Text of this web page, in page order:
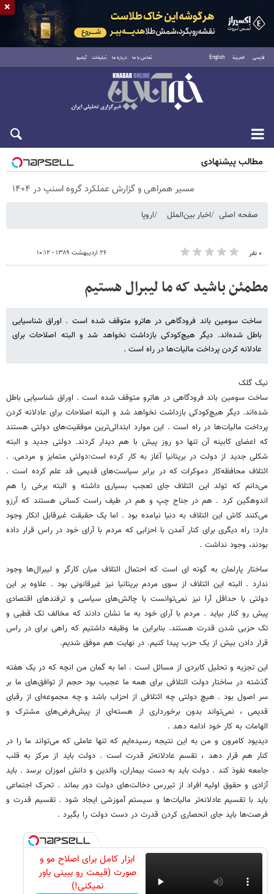
فارسی العربية English تماس با ما درباره ما تبلیغات آرشیو
پنجشنبه ۱۵ مرداد ۱۴۰۵
مطالب پیشنهادی
مسیر همراهی و گزارش عملکرد گروه اسنپ در ۱۴۰۴
صفحه اصلی اخبار بین‌الملل اروپا
۰ نفر ۲۶ اردیبهشت ۱۳۸۹ - ۱۰:۱۲
مطمئن باشید که ما لیبرال هستیم
ساخت سومین باند فرودگاهی در هاترو متوقف شده است . اوراق شناسیایی
باطل شده‌اند. دیگر هیچ‌کودکی بازداشت نخواهد شد و البته اصلاحات برای
عادلانه کردن پرداخت مالیات‌ها در راه است .
نیک گلک
ساخت سومین باند فرودگاهی در هاترو متوقف شده است . اوراق شناسیایی باطل
شده‌اند. دیگر هیچ‌کودکی بازداشت نخواهد شد و البته اصلاحات برای عادلانه کردن
پرداخت مالیات‌ها در راه است . این موارد ابتدائی‌ترین موفقیت‌های دولتی هستند
که اعضای کابینه آن تنها دو روز پیش با هم دیدار کردند. دولتی جدید و البته
شکلی جدید از دولت در بریتانیا آغاز به کار کرده است:دولتی متمایز و مردمی. .
ائتلاف محافظه‌کار دموکرات که در برابر سیاست‌های قدیمی قد علم کرده است .
می‌دانم که تولد این ائتلاف جای تعجب بسیاری داشته و البته برخی را هم
اندوهگین کرد . هم در جناح چپ و هم در طیف راست کسانی هستند که آرزو
می‌کنند کاش این ائتلاف به دنیا نیامده بود . اما یک حقیقت غیرقابل انکار وجود
دارد: راه دیگری برای کنار آمدن با احزابی که مردم با آرای خود در راس قرار داده
بودند، وجود نداشت .
ساختار پارلمان به گونه ای است که احتمال ائتلاف میان کارگر و لیبرال‌ها وجود
ندارد . البته این ائتلاف از سوی مردم بریتانیا نیز غیرقانونی بود . علاوه بر این
دولتی با حداقل آرا نیز نمی‌توانست با چالش‌های سیاسی و ترفندهای اقتصادی
پیش رو کنار بیاید . مردم با آرای خود به ما نشان دادند که مخالف تک قطبی و
تک حزبی شدن قدرت هستند. بنابراین ما وظیفه داشتیم که راهی برای در راس
قرار دادن بیش از یک حزب پیدا کنیم. در نهایت هم موفق شدیم.
این تجزیه و تحلیل کابردی از مسائل است . اما به گمان من انچه که در یک هفته
گذشته در ساختار دولت ائتلافی برای همه ما عجیب بود حجم از توافق‌های ما بر
سر اصول بود . هیچ دولتی چه ائتلافی از احزاب باشد و چه مجموعه‌ای از رقبای
قدیمی ، نمی‌تواند بدون برخورداری از هسته‌ای از پیش‌فرض‌های مشترک و
الهامات به کار خود ادامه دهد .
دیدیود کامرون و من به این نتیجه رسیده‌ایم که تنها عاملی که می‌تواند ما را در
کنار هم قرار دهد ، تقسم عادلانه‌تر قدرت است . دولت باید از مرکز به قلب
جامعه نفوذ کند . دولت باید به دست بیماران، والدین و دانش اموزان برسد . باید
آزادی و حقوق اولیه افراد از تیررس دخالت‌های دولت دور بماند . تحرک اجتماعی
باید با تقسیم عادلانه‌تر مالیات‌ها و سیستم آموزشی ایجاد شود . تقسیم قدرت و
فرصت‌ها باید جای انحصاری کردن قدرت در دست دولت را بگیرد .
ابزار کامل برای اصلاح مو و
صورت (قیمت رو ببینی باور
نمیکنی!)
×